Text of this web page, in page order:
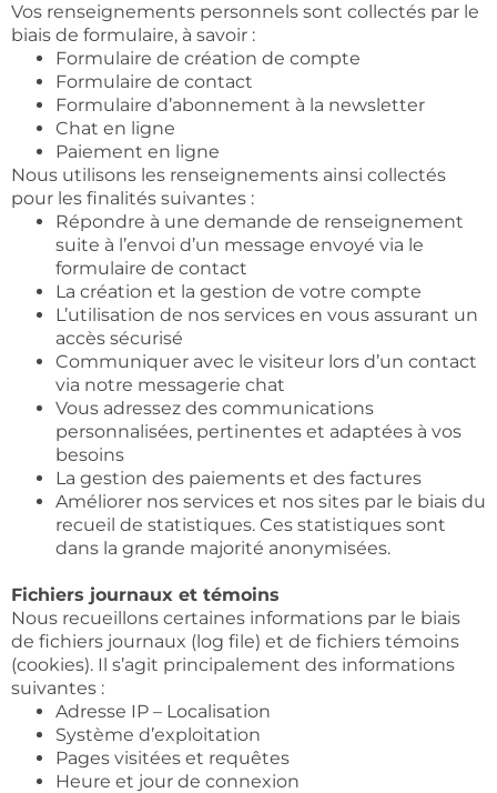
Vos renseignements personnels sont collectés par le
biais de formulaire, à savoir :
Formulaire de création de compte
Formulaire de contact
Formulaire d’abonnement à la newsletter
Chat en ligne
Paiement en ligne
Nous utilisons les renseignements ainsi collectés
pour les finalités suivantes :
Répondre à une demande de renseignement
suite à l’envoi d’un message envoyé via le
formulaire de contact
La création et la gestion de votre compte
L’utilisation de nos services en vous assurant un
accès sécurisé
Communiquer avec le visiteur lors d’un contact
via notre messagerie chat
Vous adressez des communications
personnalisées, pertinentes et adaptées à vos
besoins
La gestion des paiements et des factures
Améliorer nos services et nos sites par le biais du
recueil de statistiques. Ces statistiques sont
dans la grande majorité anonymisées.
Fichiers journaux et témoins
Nous recueillons certaines informations par le biais
de fichiers journaux (log file) et de fichiers témoins
(cookies). Il s’agit principalement des informations
suivantes :
Adresse IP – Localisation
Système d’exploitation
Pages visitées et requêtes
Heure et jour de connexion